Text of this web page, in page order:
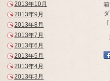
2013年10月
2013年9月
2013年8月
2013年7月
2013年6月
2013年5月
2013年4月
2013年3月